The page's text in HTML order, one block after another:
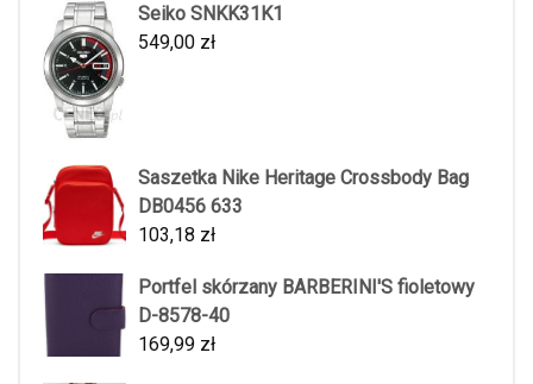
Seiko SNKK31K1
549,00 zł
Saszetka Nike Heritage Crossbody Bag
DB0456 633
103,18 zł
Portfel skórzany BARBERINI'S fioletowy
D-8578-40
169,99 zł